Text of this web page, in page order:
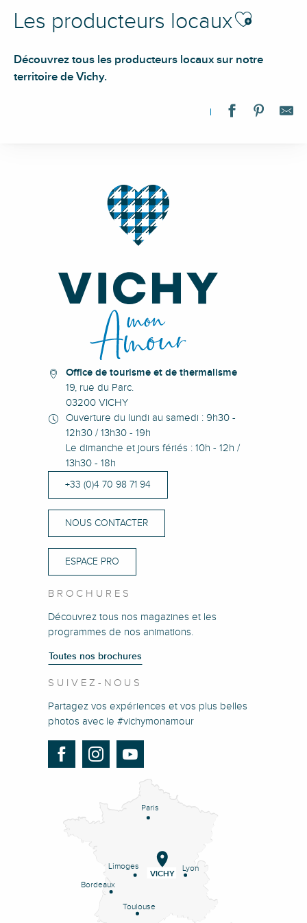
Les producteurs locaux Ajouter aux
Découvrez tous les producteurs locaux sur notre
territoire de Vichy.
L’Hermitage du Mont Bogdo - Apiculteur
GAEC du Champilon
Chantons la Terre
Pisciculture du Moulin Piat
Office de tourisme et de thermalisme
19, rue du Parc.
03200 VICHY
Ouverture du lundi au samedi : 9h30 -
12h30 / 13h30 - 19h
Le dimanche et jours fériés : 10h - 12h /
13h30 - 18h
+33 (0)4 70 98 71 94
NOUS CONTACTER
ESPACE PRO
BROCHURES
Découvrez tous nos magazines et les
programmes de nos animations.
Toutes nos brochures
SUIVEZ-NOUS
Partagez vos expériences et vos plus belles
photos avec le #vichymonamour
Paris
Lyon
Limoges
Bordeaux
Toulouse
VICHY